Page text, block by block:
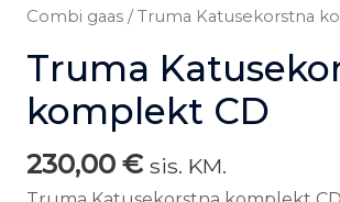
Combi gaas / Truma Katusekorstna
Truma
komplekt CD
230,00€ sis. KM.
Katusekorstna
kogus